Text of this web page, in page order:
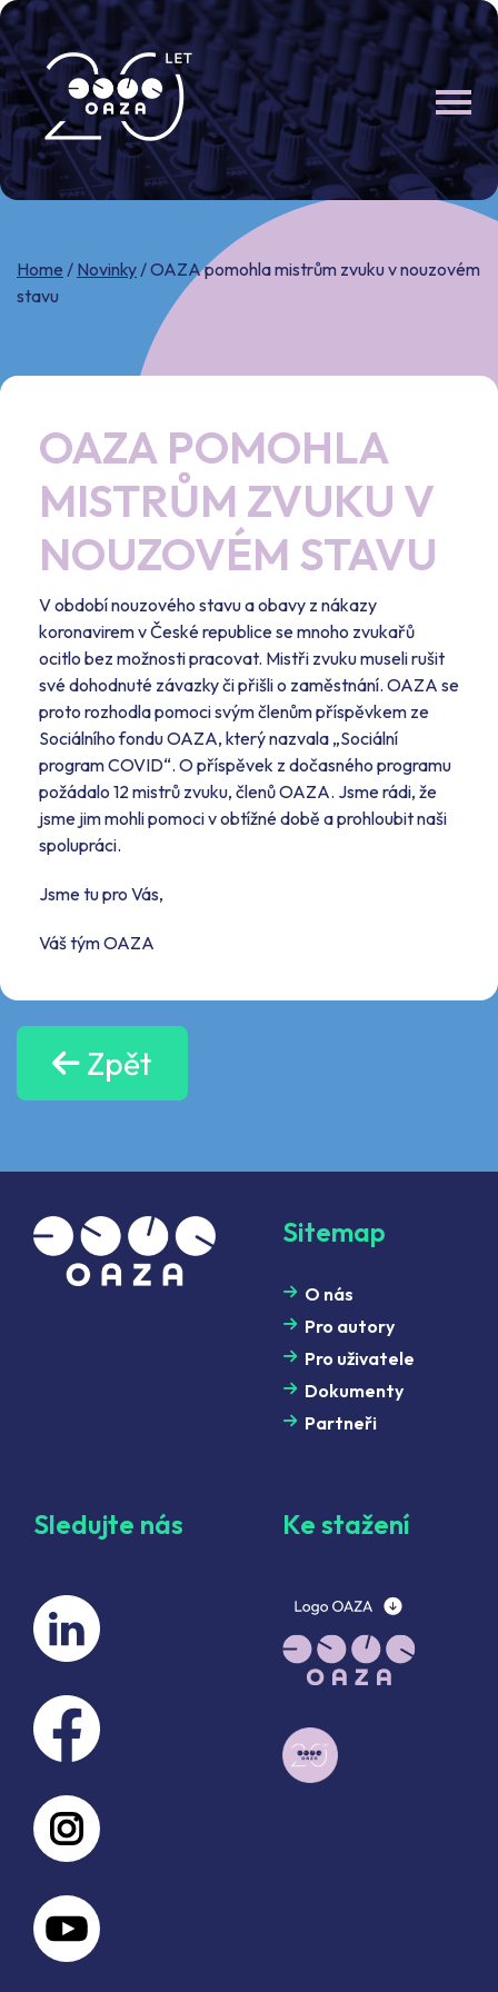
Skip
to
content
Home / Novinky/OAZA pomohla mistrům zvuku v nouzovém
stavu
OAZA POMOHLA
MISTRŮM ZVUKU V
NOUZOVÉM STAVU
V období nouzového stavu a obavy z nákazy
koronavirem v České republice se mnoho zvukařů
ocitlo bez možnosti pracovat. Mistři zvuku museli rušit
své dohodnuté závazky či přišli o zaměstnání. OAZA se
proto rozhodla pomoci svým členům příspěvkem ze
Sociálního fondu OAZA, který nazvala „Sociální
program COVID“. O příspěvek z dočasného programu
požádalo 12 mistrů zvuku, členů OAZA. Jsme rádi, že
jsme jim mohli pomoci v obtížné době a prohloubit naši
spolupráci.
Jsme tu pro Vás,
Váš tým OAZA
Zpět
Sitemap
O nás
Pro autory
Pro uživatele
Dokumenty
Partneři
Sledujte nás Ke stažení